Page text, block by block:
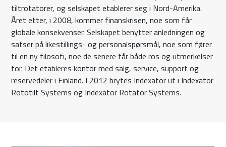
tiltrotatorer, og selskapet etablerer seg i Nord-Amerika.
Året etter, i 2008, kommer finanskrisen, noe som får
globale konsekvenser. Selskapet benytter anledningen og
satser på likestillings- og personalspørsmål, noe som fører
til en ny filosofi, noe de senere får både ros og utmerkelser
for. Det etableres kontor med salg, service, support og
reservedeler i Finland. I 2012 brytes Indexator ut i Indexator
Rototilt Systems og Indexator Rotator Systems.